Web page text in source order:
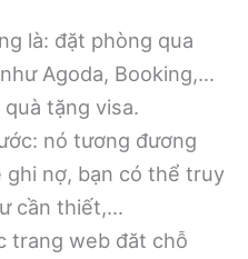
là: đặt phòng qua
Agoda, Booking,…
tặng visa.
nó tương đương
nợ, bạn có thể truy
cần thiết,…
trang web đăt chỗ